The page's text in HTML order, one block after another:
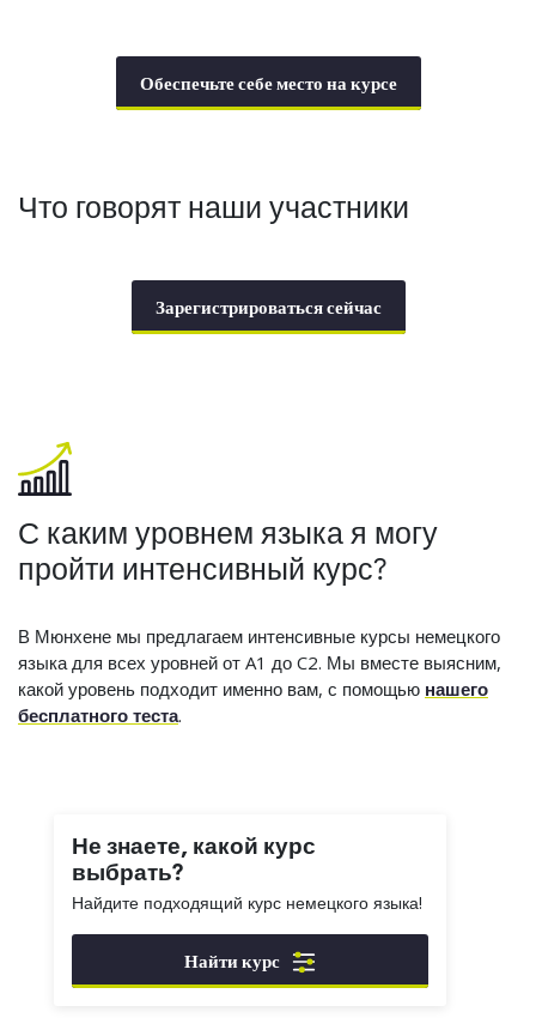
Обеспечьте себе место на курсе
Что говорят наши участники
Зарегистрироваться сейчас
С каким уровнем языка я могу
пройти интенсивный курс?
В Мюнхене мы предлагаем интенсивные курсы немецкого
языка для всех уровней от A1 до C2. Мы вместе выясним,
какой уровень подходит именно вам, с помощью нашего
бесплатного теста.
Не знаете, какой курс
выбрать?
Найдите подходящий курс немецкого языка!
Найти курс